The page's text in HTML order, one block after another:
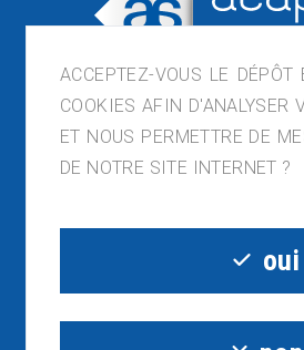
05.55.81.54.32 -
ACCEPTEZ-VOUS LE DÉPÔT
COOKIES AFIN D'ANALYSER
ET NOUS PERMETTRE DE
DE NOTRE SITE INTERNET ?
oui